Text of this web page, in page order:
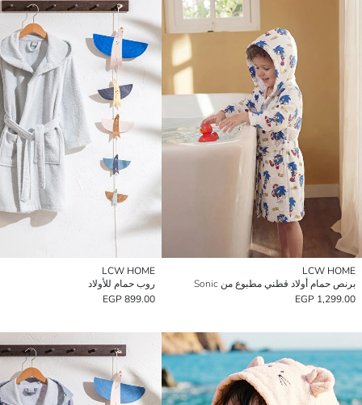
LCW HOME
برنص حمام أولاد قطني مطبوع من Sonic
1,299.00 EGP
LCW HOME
روب حمام للأولاد
899.00 EGP